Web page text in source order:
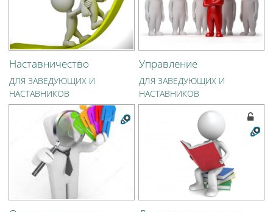
Наставничество
ДЛЯ ЗАВЕДУЮЩИХ И
НАСТАВНИКОВ
Управление
ДЛЯ ЗАВЕДУЮЩИХ И
НАСТАВНИКОВ